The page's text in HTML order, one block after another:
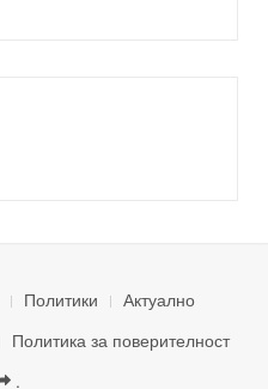
Политики
Актуално
Политика за поверителност
.